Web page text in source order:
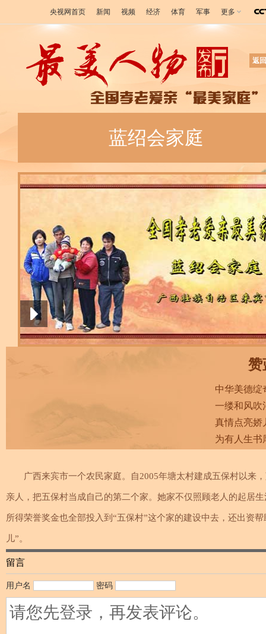
央视网首页 新闻 视频 经济 体育 军事 更多
返
蓝绍会家庭
赞
中华美德绽
一缕和风吹
真情点亮娇
为有人生书
广西来宾市一个农民家庭。自2005年塘太村建成五保村以来
亲人，把五保村当成自己的第二个家。她家不仅照顾老人的起居
所得荣誉奖金也全部投入到“五保村”这个家的建设中去，还出资
儿”。
留言
用户名 密码